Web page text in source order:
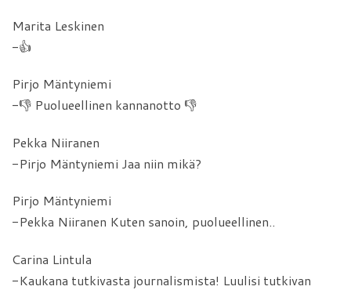
Marita Leskinen
-👍
Pirjo Mäntyniemi
-👎 Puolueellinen kannanotto 👎
Pekka Niiranen
-Pirjo Mäntyniemi Jaa niin mikä?
Pirjo Mäntyniemi
-Pekka Niiranen Kuten sanoin, puolueellinen..
Carina Lintula
-Kaukana tutkivasta journalismista! Luulisi tutkivan